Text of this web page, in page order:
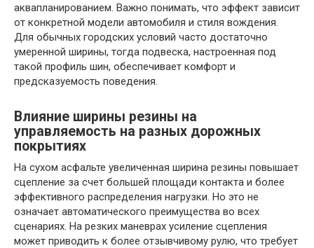
аквапланированием. Важно понимать, что эффект зависит
от конкретной модели автомобиля и стиля вождения.
Для обычных городских условий часто достаточно
умеренной ширины, тогда подвеска, настроенная под
такой профиль шин, обеспечивает комфорт и
предсказуемость поведения.
Влияние ширины резины на
управляемость на разных дорожных
покрытиях
На сухом асфальте увеличенная ширина резины повышает
сцепление за счет большей площади контакта и более
эффективного распределения нагрузки. Но это не
означает автоматического преимущества во всех
сценариях. На резких маневрах усиление сцепления
может приводить к более отзывчивому рулю, что требует